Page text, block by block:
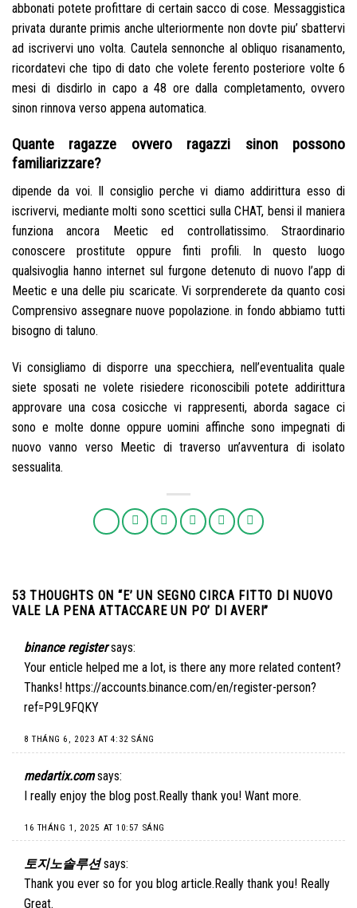
abbonati potete profittare di certain sacco di cose. Messaggistica
privata durante primis anche ulteriormente non dovte piu’ sbattervi
ad iscrivervi uno volta. Cautela sennonche al obliquo risanamento,
ricordatevi che tipo di dato che volete ferento posteriore volte 6
mesi di disdirlo in capo a 48 ore dalla completamento, ovvero
sinon rinnova verso appena automatica.
Quante ragazze ovvero ragazzi sinon possono
familiarizzare?
dipende da voi. Il consiglio perche vi diamo addirittura esso di
iscrivervi, mediante molti sono scettici sulla CHAT, bensi il maniera
funziona ancora Meetic ed controllatissimo. Straordinario
conoscere prostitute oppure finti profili. In questo luogo
qualsivoglia hanno internet sul furgone detenuto di nuovo l’app di
Meetic e una delle piu scaricate. Vi sorprenderete da quanto cosi
Comprensivo assegnare nuove popolazione. in fondo abbiamo tutti
bisogno di taluno.
Vi consigliamo di disporre una specchiera, nell’eventualita quale
siete sposati ne volete risiedere riconoscibili potete addirittura
approvare una cosa cosicche vi rappresenti, aborda sagace ci
sono e molte donne oppure uomini affinche sono impegnati di
nuovo vanno verso Meetic di traverso un’avventura di isolato
sessualita.
53 THOUGHTS ON “ E’ UN SEGNO CIRCA FITTO DI NUOVO
VALE LA PENA ATTACCARE UN PO’ DI AVERI”
binance register says:
Your enticle helped me a lot, is there any more related content?
Thanks! https://accounts.binance.com/en/register-person?
ref=P9L9FQKY
8 THÁNG 6, 2023 AT 4:32 SÁNG
medartix.com says:
I really enjoy the blog post.Really thank you! Want more.
16 THÁNG 1, 2025 AT 10:57 SÁNG
토지노솔루션 says:
Thank you ever so for you blog article.Really thank you! Really
Great.